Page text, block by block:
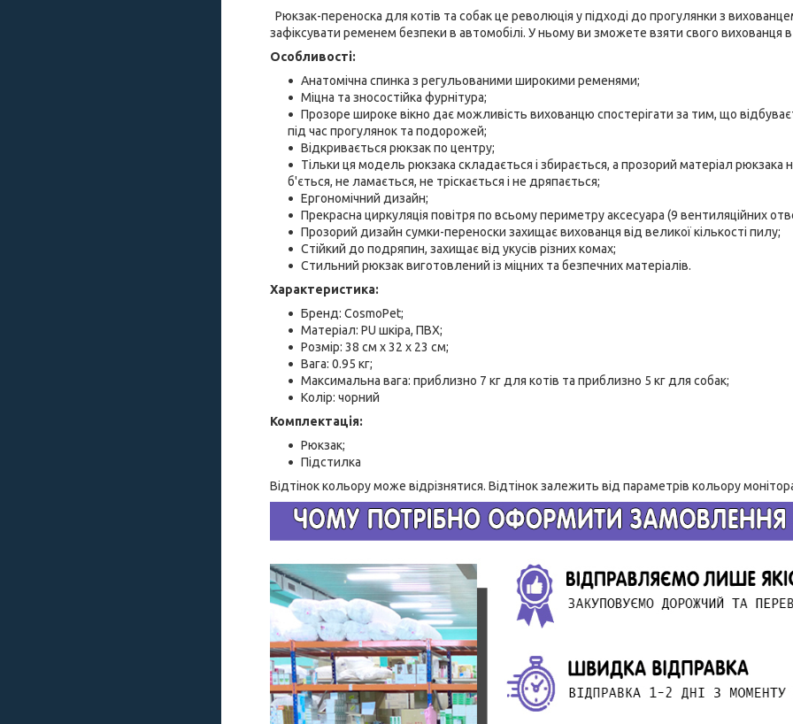
Рюкзак-переноска для котів та собак це революція у підході до прогулянки з
зафіксувати ременем безпеки в автомобілі. У ньому ви зможете взяти свого вихованця в
Особливості:
Анатомічна спинка з регульованими широкими ременями;
Міцна та зносостійка фурнітура;
Прозоре широке вікно дає можливість вихованцю спостерігати за тим, що
під час прогулянок та подорожей;
Відкривається рюкзак по центру;
Тільки ця модель рюкзака складається і збирається, а прозорий матеріал
б'ється, не ламається, не тріскається і не дряпається;
Ергономічний дизайн;
Прекрасна циркуляція повітря по всьому периметру аксесуара (9 вентиляційних
Прозорий дизайн сумки-переноски захищає вихованця від великої кількості пилу;
Стійкий до подряпин, захищає від укусів різних комах;
Стильний рюкзак виготовлений із міцних та безпечних матеріалів.
Характеристика:
Бренд: CosmoPet;
Матеріал: PU шкіра, ПВХ;
Розмір: 38 см х 32 х 23 см;
Вага: 0.95 кг;
Максимальна вага: приблизно 7 кг для котів та приблизно 5 кг для собак;
Колір: чорний
Комплектація:
Рюкзак;
Підстилка
Відтінок кольору може відрізнятися. Відтінок залежить від параметрів кольору